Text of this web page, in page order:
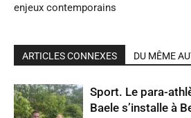
enjeux contemporains
ARTICLES CONNEXES DU MÊME
Sport. Le para-
Baele s’installe à